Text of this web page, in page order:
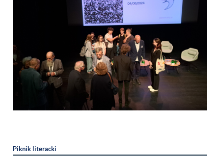
Piknik literacki